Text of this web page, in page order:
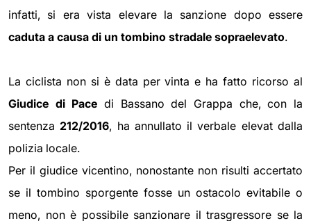
infatti, si era vista elevare la sanzione dopo essere
caduta a causa di un tombino stradale sopraelevato.
La ciclista non si è data per vinta e ha fatto ricorso al
Giudice di Pace di Bassano del Grappa che, con la
sentenza212/2016, ha annullato il verbale elevat dalla
polizia locale.
Per il giudice vicentino, nonostante non risulti accertato
se il tombino sporgente fosse un ostacolo evitabile o
meno, non è possibile sanzionare il trasgressore se la